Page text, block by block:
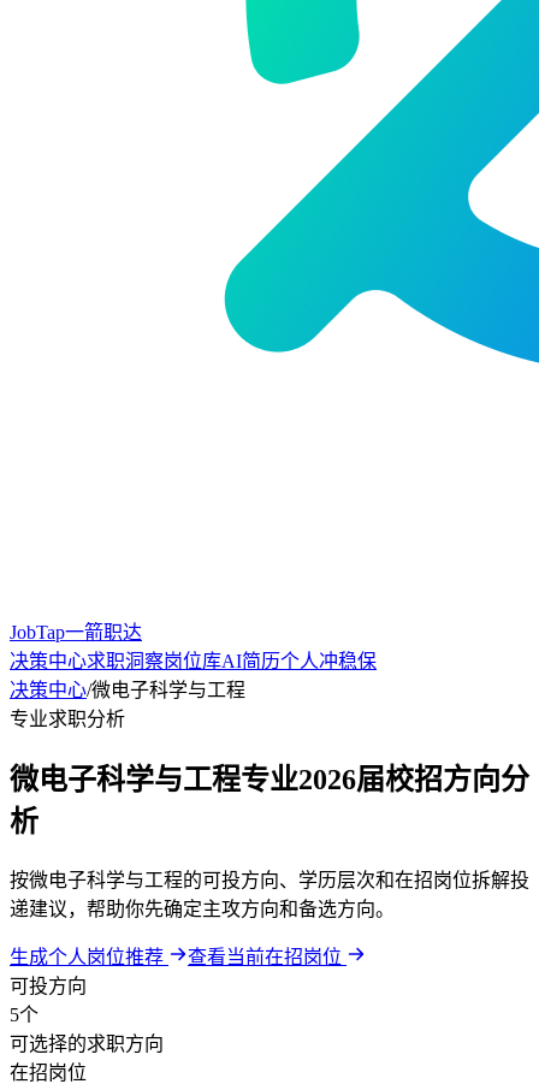
JobTap一箭职达
决策中心求职洞察岗位库AI简历个人冲稳保
决策中心/微电子科学与工程
专业求职分析
微电子科学与工程专业2026届校招方向分
析
按微电子科学与工程的可投方向、学历层次和在招岗位拆解投
递建议，帮助你先确定主攻方向和备选方向。
生成个人岗位推荐
查看当前在招岗位
可投方向
5个
可选择的求职方向
在招岗位